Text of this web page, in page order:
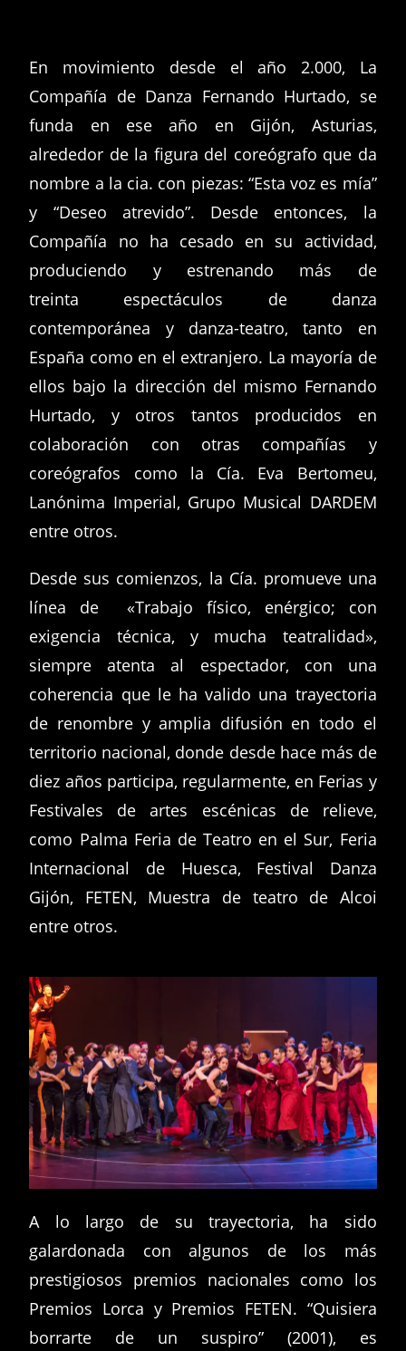
En movimiento desde el año 2.000, La
Compañía de Danza Fernando Hurtado, se
funda en ese año en Gijón, Asturias,
alrededor de la figura del coreógrafo que da
nombre a la cia. con piezas: “Esta voz es mía”
y “Deseo atrevido”. Desde entonces, la
Compañía no ha cesado en su actividad,
produciendo y estrenando más de
treinta espectáculos de danza
contemporánea y danza-teatro, tanto en
España como en el extranjero. La mayoría de
ellos bajo la dirección del mismo Fernando
Hurtado, y otros tantos producidos en
colaboración con otras compañías y
coreógrafos como la Cía. Eva Bertomeu,
Lanónima Imperial, Grupo Musical DARDEM
entre otros.
Desde sus comienzos, la Cía. promueve una
línea de «Trabajo físico, enérgico; con
exigencia técnica, y mucha teatralidad»,
siempre atenta al espectador, con una
coherencia que le ha valido una trayectoria
de renombre y amplia difusión en todo el
territorio nacional, donde desde hace más de
diez años participa, regularmente, en Ferias y
Festivales de artes escénicas de relieve,
como Palma Feria de Teatro en el Sur, Feria
Internacional de Huesca, Festival Danza
Gijón, FETEN, Muestra de teatro de Alcoi
entre otros.
A lo largo de su trayectoria, ha sido
galardonada con algunos de los más
prestigiosos premios nacionales como los
Premios Lorca y Premios FETEN. “Quisiera
borrarte de un suspiro” (2001), es